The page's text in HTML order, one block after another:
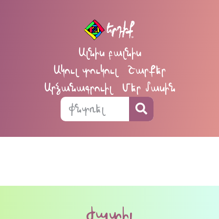
Ալնիս բալնիս
Ակուլ տուկուլ
Շարքեր
Արձանագրուիլ
Մեր մասին